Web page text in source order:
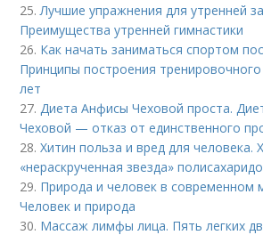
25. Лучшие упражнения для утренней
Преимущества утренней гимнастики
26. Как начать заниматься спортом
Принципы построения
лет
27. Диета Анфисы Чеховой проста.
Чеховой — отказ от единственного
28.Хитин польза и вред для человека.
«нераскрученная звезда»
29. Природа и человек в современном
Человек и природа
30. Массаж лимфы лица. Пять легких